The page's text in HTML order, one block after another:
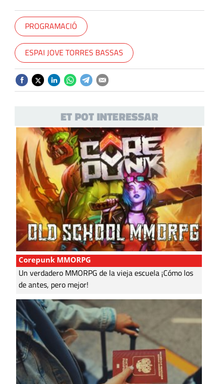
PROGRAMACIÓ
ESPAI JOVE TORRES BASSAS
ET POT INTERESSAR
Corepunk MMORPG
Un verdadero MMORPG de la vieja escuela ¡Cómo los
de antes, pero mejor!